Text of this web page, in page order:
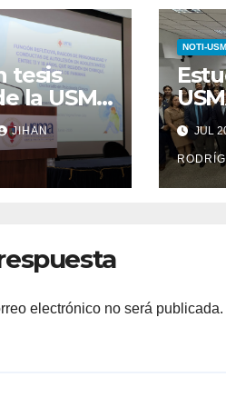
tesis
la USMA
de
y
en
JIHAN
NOTI-
JUL
electrónico no será publicada.